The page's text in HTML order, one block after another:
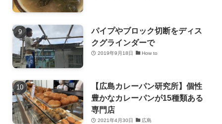
パイプやブロック切断をディス
クグラインダーで
2019年9月18日 How to
【広島カレーパン研究所】個性
豊かなカレーパンが15種類ある
専門店
2021年4月30日 広島